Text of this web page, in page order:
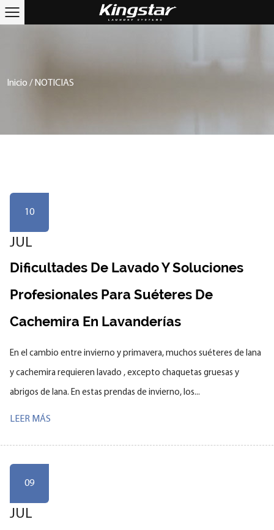
Inicio / NOTICIAS
10
JUL
Dificultades De Lavado Y Soluciones
Profesionales Para Suéteres De
Cachemira En Lavanderías
En el cambio entre invierno y primavera, muchos suéteres de lana
y cachemira requieren lavado , excepto chaquetas gruesas y
abrigos de lana. En estas prendas de invierno, los...
LEER MÁS
09
JUL